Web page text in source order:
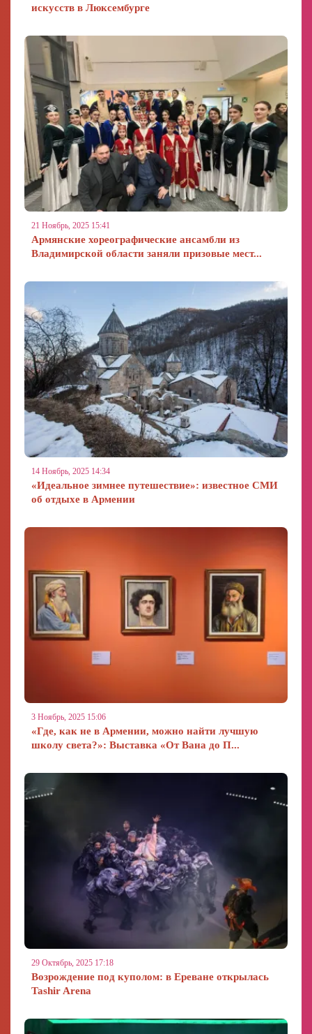
искусств в Люксембурге
21 Ноябрь, 2025 15:41
Армянские хореографические ансамбли из
Владимирской области заняли призовые мест...
14 Ноябрь, 2025 14:34
«Идеальное зимнее путешествие»: известное СМИ
об отдыхе в Армении
3 Ноябрь, 2025 15:06
«Где, как не в Армении, можно найти лучшую
школу света?»: Выставка «От Вана до П...
29 Октябрь, 2025 17:18
Возрождение под куполом: в Ереване открылась
Tashir Arena